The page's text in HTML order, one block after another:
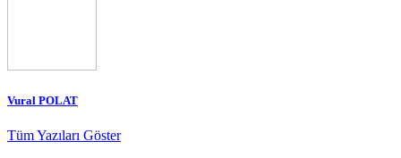
Vural POLAT
Tüm Yazıları Göster